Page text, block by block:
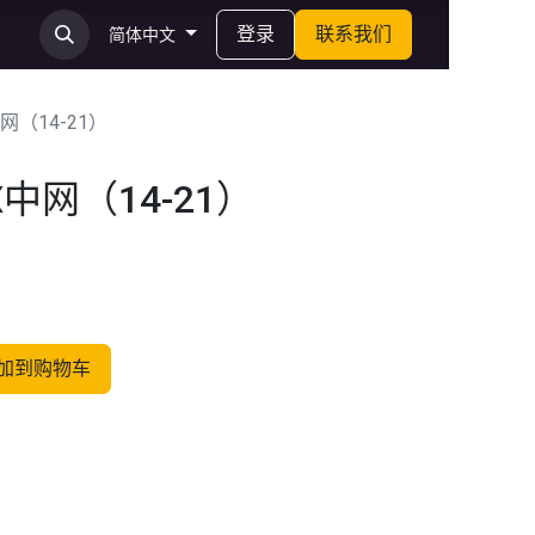
简体中文 登录 联系我们
（14-21）
网（14-21）
到购物车